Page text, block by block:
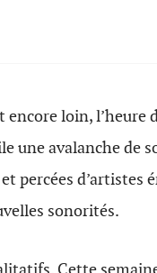
loin, l’heure
une avalanche de
percées d’artistes
sonorités.